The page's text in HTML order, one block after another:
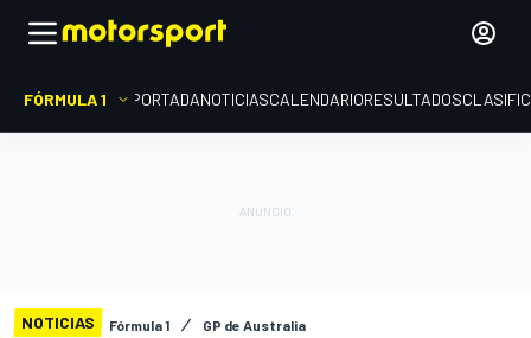
FÓRMULA 1 PORTADANOTICIASCALENDARIORESULTADOS
NOTICIAS Fórmula 1 GP de Australia